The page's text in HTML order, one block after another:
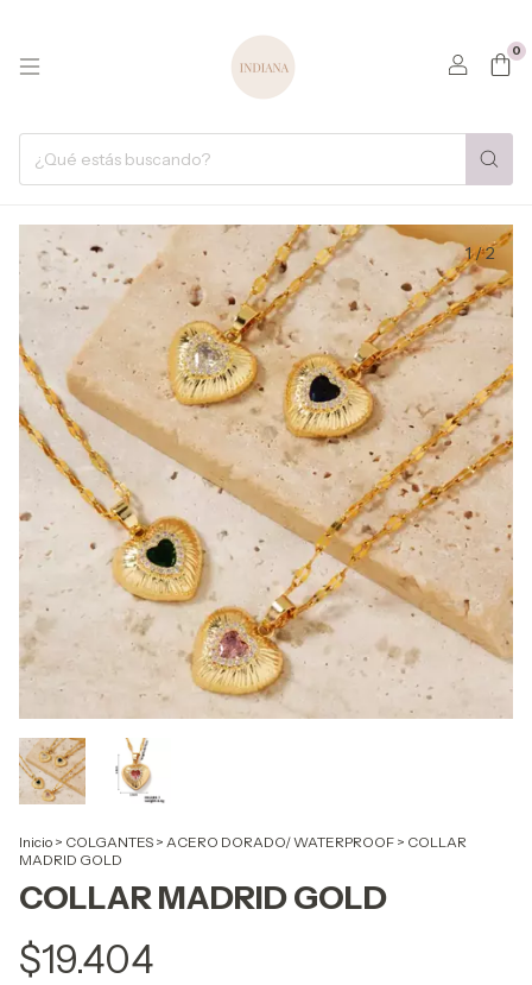
0
1/2
Inicio > COLGANTES > ACERO DORADO/ WATERPROOF > COLLAR
MADRID GOLD
COLLAR MADRID GOLD
$19.404